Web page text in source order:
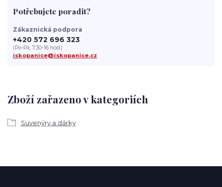
Zboží zařazeno v kategoriích
Suvenýry a dárky
Potřebujete poradit?
Zákaznická podpora
+420 572 696 323
(Po-Pá, 7:30-16 hod.)
iskopanice@iskopanice.cz